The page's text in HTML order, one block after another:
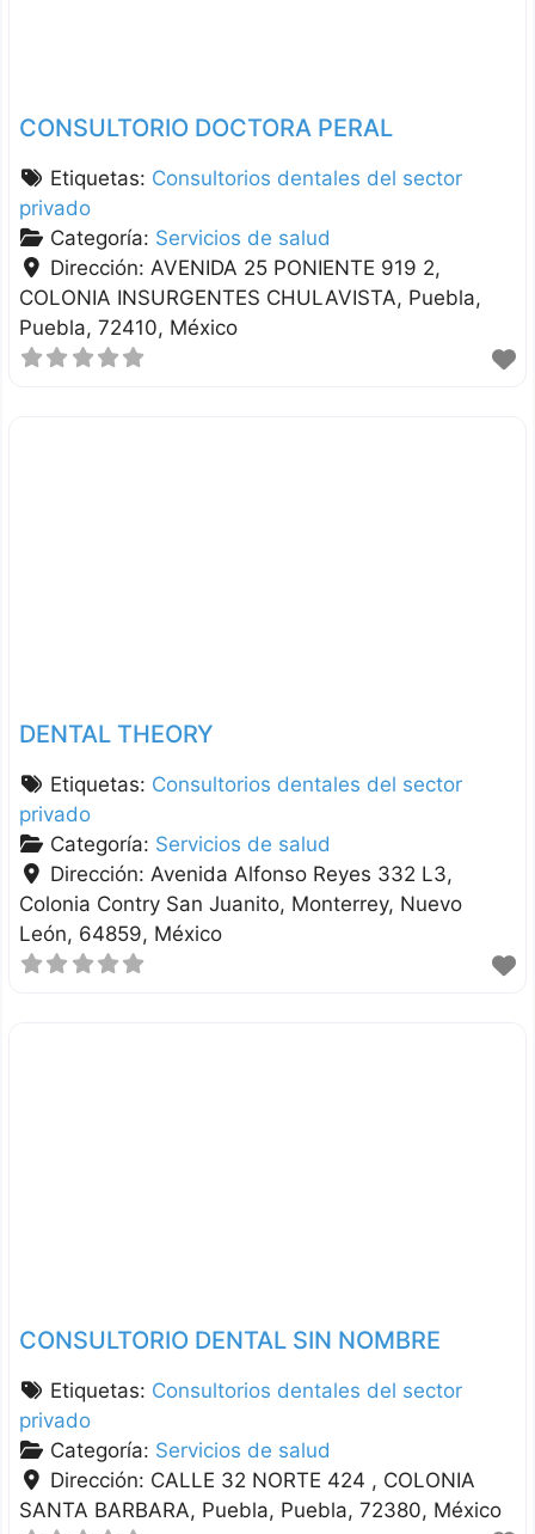
CONSULTORIO DOCTORA PERAL
Etiquetas: Consultorios dentales del sector
privado
Categoría: Servicios de salud
Dirección: AVENIDA 25 PONIENTE 919 2,
COLONIA INSURGENTES CHULAVISTA Puebla
Puebla 72410 México
DENTAL THEORY
Etiquetas: Consultorios dentales del sector
privado
Categoría: Servicios de salud
Dirección: Avenida Alfonso Reyes 332 L3,
Colonia Contry San Juanito Monterrey Nuevo
León 64859 México
CONSULTORIO DENTAL SIN NOMBRE
Etiquetas: Consultorios dentales del sector
privado
Categoría: Servicios de salud
Dirección: CALLE 32 NORTE 424 , COLONIA
SANTA BARBARA Puebla Puebla 72380 México